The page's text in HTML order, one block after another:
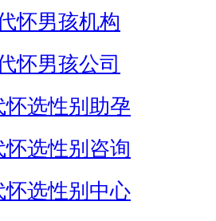
怀男孩机构
怀男孩公司
怀选性别助孕
怀选性别咨询
怀选性别中心